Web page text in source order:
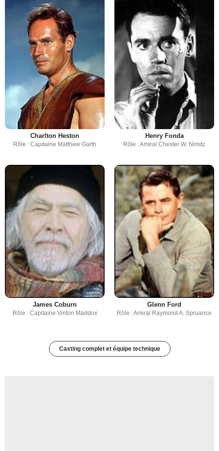
Charlton Heston
Rôle : Capitaine Matthew Garth
Henry Fonda
Rôle : Amiral Chester W. Nimitz
James Coburn
Rôle : Capitaine Vinton Maddox
Glenn Ford
Rôle : Amiral Raymond A. Spruance
Casting complet et équipe technique